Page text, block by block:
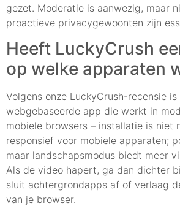
gezet. Moderatie is aanwezig, maar
proactieve privacygewoonten zijn
Heeft LuckyCrush
op welke apparaten
Volgens onze LuckyCrush-recensie is
webgebaseerde app die werkt in
mobiele browsers – installatie is niet
responsief voor mobiele apparaten;
maar landschapsmodus biedt meer
Als de video hapert, ga dan dichter
sluit achtergrondapps af of verlaag
van je browser.